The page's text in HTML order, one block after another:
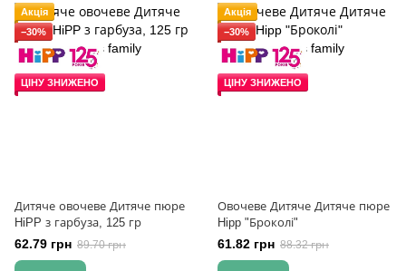
Акція
−30%
ЦІНУ ЗНИЖЕНО
Дитяче овочеве Дитяче пюре
HiPP з гарбуза, 125 гр
62.79 грн 89.70 грн
Акція
−30%
ЦІНУ ЗНИЖЕНО
Овочеве Дитяче Дитяче пюре
Hipp "Броколі"
61.82 грн 88.32 грн